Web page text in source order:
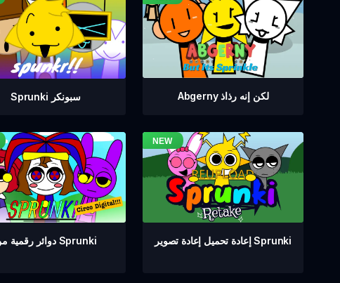
Sprunki سبونكر Abgerny لكن إنه رذاذ
دوائر رقمية من Sprunki إعادة تحميل إعادة تصوير Sprunki